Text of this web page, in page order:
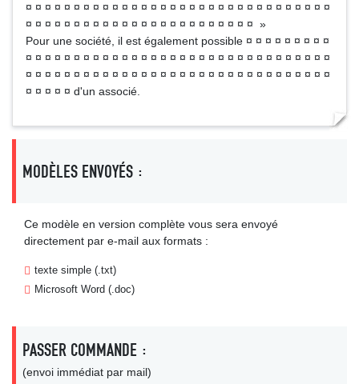
¤ ¤ ¤ ¤ ¤ ¤ ¤ ¤ ¤ ¤ ¤ ¤ ¤ ¤ ¤ ¤ ¤ ¤ ¤ ¤ ¤ ¤ ¤ ¤ ¤ ¤ ¤ ¤ ¤ ¤ ¤ ¤
¤ ¤ ¤ ¤ ¤ ¤ ¤ ¤ ¤ ¤ ¤ ¤ ¤ ¤ ¤ ¤ ¤ ¤ ¤ ¤ ¤ ¤ ¤ ¤ »
Pour une société, il est également possible ¤ ¤ ¤ ¤ ¤ ¤ ¤ ¤ ¤
¤ ¤ ¤ ¤ ¤ ¤ ¤ ¤ ¤ ¤ ¤ ¤ ¤ ¤ ¤ ¤ ¤ ¤ ¤ ¤ ¤ ¤ ¤ ¤ ¤ ¤ ¤ ¤ ¤ ¤ ¤ ¤
¤ ¤ ¤ ¤ ¤ ¤ ¤ ¤ ¤ ¤ ¤ ¤ ¤ ¤ ¤ ¤ ¤ ¤ ¤ ¤ ¤ ¤ ¤ ¤ ¤ ¤ ¤ ¤ ¤ ¤ ¤ ¤
¤ ¤ ¤ ¤ ¤ d'un associé.
MODÈLES ENVOYÉS :
Ce modèle en version complète vous sera envoyé
directement par e-mail aux formats :
texte simple (.txt)
Microsoft Word (.doc)
PASSER COMMANDE :
(envoi immédiat par mail)